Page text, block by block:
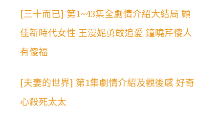
[三十而已] 第1~43集全劇情介紹大結局 顧
佳新時代女性 王漫妮勇敢追愛 鐘曉芹傻人
有傻福
[夫妻的世界] 第1集劇情介紹及觀後感 好奇
心殺死太太